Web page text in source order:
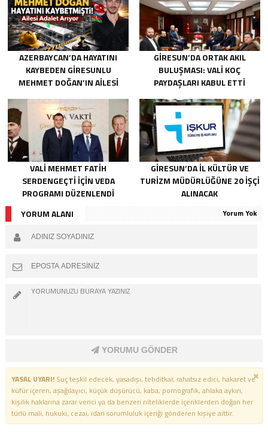
AZERBAYCAN’DA HAYATINI
KAYBEDEN GIRESUNLU
MEHMET DOĞAN’IN AILESI
GIRESUN’DA ORTAK AKIL
BULUŞMASI: VALI KOÇ
PAYDAŞLARI KABUL ETTI
VALI MEHMET FATIH
SERDENGEÇTI İÇIN VEDA
PROGRAMI DÜZENLENDI
GIRESUN’DA İL KÜLTÜR VE
TURIZM MÜDÜRLÜĞÜNE 20 İŞÇI
ALINACAK
YORUM ALANI
Yorum Yok
YORUMU GÖNDER
YASAL UYARI!Suç teşkil edecek, yasadışı, tehditkar, rahatsız edici, hakaret ve
küfür içeren, aşağılayıcı, küçük düşürücü, kaba, pornografik, ahlaka aykırı,
kişilik haklarına zarar verici ya da benzeri niteliklerde içeriklerden doğan her
türlü mali, hukuki, cezai, idari sorumluluk içeriği gönderen kişiye aittir.